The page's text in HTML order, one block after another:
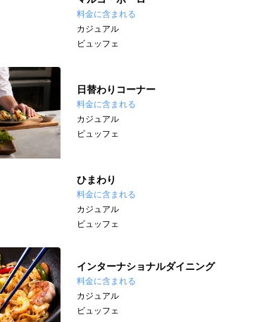
料金に含まれる
カジュアル
ビュッフェ
日替わりコーナー
料金に含まれる
カジュアル
ビュッフェ
ひまわり
料金に含まれる
カジュアル
ビュッフェ
インターナショナルダイニング
料金に含まれる
カジュアル
ビュッフェ